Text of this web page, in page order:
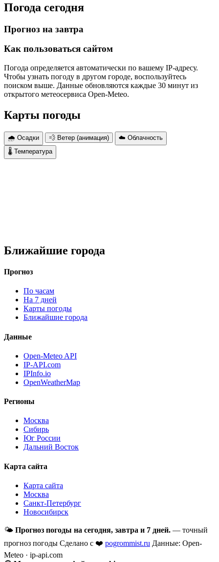
Погода сегодня
Прогноз на завтра
Как пользоваться сайтом
Погода определяется автоматически по вашему IP-адресу.
Чтобы узнать погоду в другом городе, воспользуйтесь
поиском выше. Данные обновляются каждые 30 минут из
открытого метеосервиса Open-Meteo.
Карты погоды
🌧 Осадки 💨 Ветер (анимация)
☁️ Облачность
🌡 Температура
Ближайшие города
Прогноз
По часам
На 7 дней
Карты погоды
Ближайшие города
Данные
Open-Meteo API
IP-API.com
IPInfo.io
OpenWeatherMap
Регионы
Москва
Сибирь
Юг России
Дальний Восток
Карта сайта
Карта сайта
Москва
Санкт-Петербург
Новосибирск
🌤 Прогноз погоды на сегодня, завтра и 7 дней. — точный
прогноз погоды Сделано с ❤️ pogrommist.ru Данные: Open-
Meteo · ip-api.com